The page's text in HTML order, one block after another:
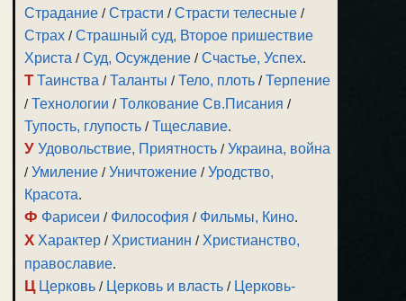
Страдание /Страсти /Страсти телесные /
Страх /Страшный суд, Второе пришествие
Христа /Суд, Осуждение /Счастье, Успех.
Т Таинства /Таланты /Тело, плоть /Терпение
/Технологии /Толкование Св.Писания /
Тупость, глупость /Тщеславие.
У Удовольствие, Приятность /Украина, война
/Умиление /Уничтожение /Уродство,
Красота.
Ф Фарисеи / Философия / Фильмы, Кино.
Х Характер / Христианин / Христианство,
православие.
Ц Церковь / Церковь и власть / Церковь-